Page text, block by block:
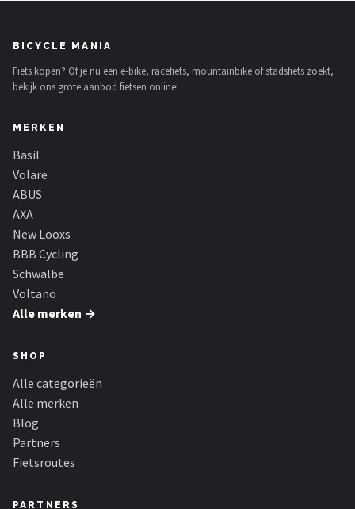
BICYCLE MANIA
Fiets kopen? Of je nu een e-bike, racefiets, mountainbike of stadsfiets zoekt,
bekijk ons grote aanbod fietsen online!
MERKEN
Basil
Volare
ABUS
AXA
New Looxs
BBB Cycling
Schwalbe
Voltano
Alle merken →
SHOP
Alle categorieën
Alle merken
Blog
Partners
Fietsroutes
PARTNERS